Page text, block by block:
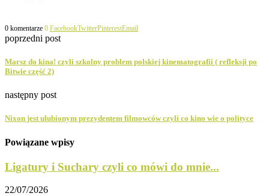
0 komentarze 0 FacebookTwitterPinterestEmail
poprzedni post
Marsz do kina! czyli szkolny problem polskiej kinematografii ( refleksji po
Bitwie część 2)
następny post
Nixon jest ulubionym prezydentem filmowców czyli co kino wie o polityce
Powiązane wpisy
Ligatury i Suchary czyli co mówi do mnie...
22/07/2026